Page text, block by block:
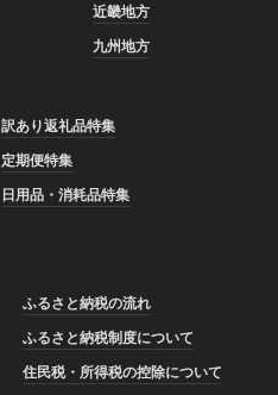
近畿地方
九州地方
訳あり返礼品特集
定期便特集
日用品・消耗品特集
ふるさと納税の流れ
ふるさと納税制度について
住民税・所得税の控除について